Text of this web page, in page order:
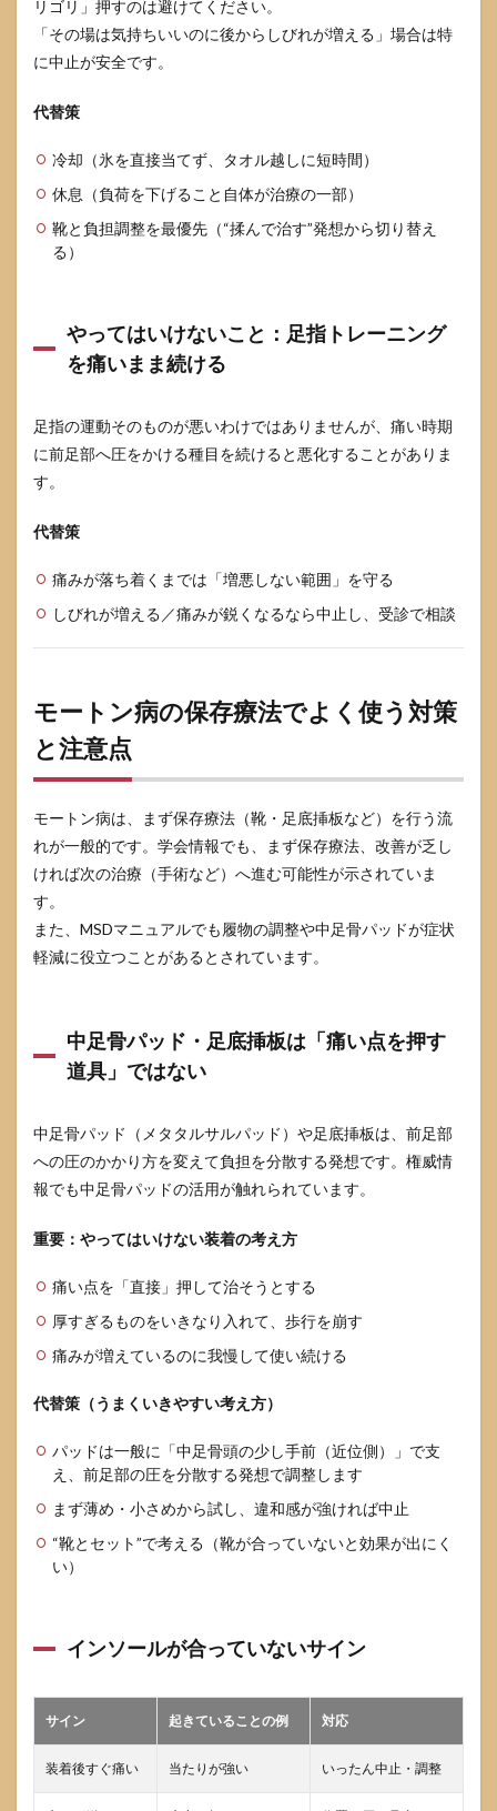
リゴリ」押すのは避けてください。
「その場は気持ちいいのに後からしびれが増える」場合は特
に中止が安全です。
代替策
冷却（氷を直接当てず、タオル越しに短時間）
休息（負荷を下げること自体が治療の一部）
靴と負担調整を最優先（“揉んで治す”発想から切り替え
る）
やってはいけないこと：足指トレーニング
を痛いまま続ける
足指の運動そのものが悪いわけではありませんが、痛い時期
に前足部へ圧をかける種目を続けると悪化することがありま
す。
代替策
痛みが落ち着くまでは「増悪しない範囲」を守る
しびれが増える／痛みが鋭くなるなら中止し、受診で相談
モートン病の保存療法でよく使う対策
と注意点
モートン病は、まず保存療法（靴・足底挿板など）を行う流
れが一般的です。学会情報でも、まず保存療法、改善が乏し
ければ次の治療（手術など）へ進む可能性が示されていま
す。
また、MSDマニュアルでも履物の調整や中足骨パッドが症状
軽減に役立つことがあるとされています。
中足骨パッド・足底挿板は「痛い点を押す
道具」ではない
中足骨パッド（メタタルサルパッド）や足底挿板は、前足部
への圧のかかり方を変えて負担を分散する発想です。権威情
報でも中足骨パッドの活用が触れられています。
重要：やってはいけない装着の考え方
痛い点を「直接」押して治そうとする
厚すぎるものをいきなり入れて、歩行を崩す
痛みが増えているのに我慢して使い続ける
代替策（うまくいきやすい考え方）
パッドは一般に「中足骨頭の少し手前（近位側）」で支
え、前足部の圧を分散する発想で調整します
まず薄め・小さめから試し、違和感が強ければ中止
“靴とセット”で考える（靴が合っていないと効果が出にく
い）
インソールが合っていないサイン
サイン 起きていることの例 対応
装着後すぐ痛い 当たりが強い いったん中止・調整